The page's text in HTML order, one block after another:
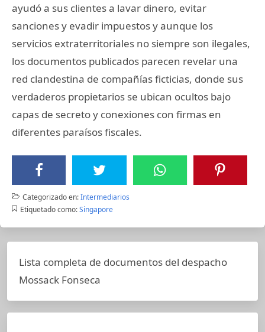
ayudó a sus clientes a lavar dinero, evitar
sanciones y evadir impuestos y aunque los
servicios extraterritoriales no siempre son ilegales,
los documentos publicados parecen revelar una
red clandestina de compañías ficticias, donde sus
verdaderos propietarios se ubican ocultos bajo
capas de secreto y conexiones con firmas en
diferentes paraísos fiscales.
Categorizado en:Intermediarios
Etiquetado como: Singapore
Lista completa de documentos del despacho
Mossack Fonseca